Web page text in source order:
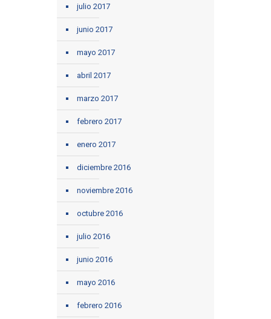
julio 2017
junio 2017
mayo 2017
abril 2017
marzo 2017
febrero 2017
enero 2017
diciembre 2016
noviembre 2016
octubre 2016
julio 2016
junio 2016
mayo 2016
febrero 2016